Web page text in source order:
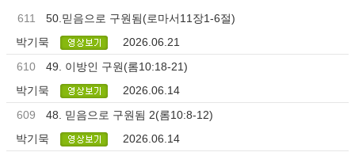
611
50.믿음으로 구원됨(로마서11장1-6절)
박기묵
2026.06.21
610
49. 이방인 구원(롬10:18-21)
박기묵
2026.06.14
609
48. 믿음으로 구원됨 2(롬10:8-12)
박기묵
2026.06.14